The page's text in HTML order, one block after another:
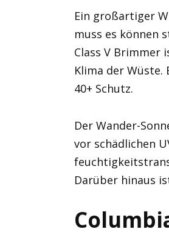
Ein großartiger
muss es können
Class V Brimmer
Klima der
40+ Schutz.
Der Wander-
vor schädlichen
Darüber hinaus